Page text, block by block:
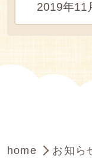
2019年11
home お知ら